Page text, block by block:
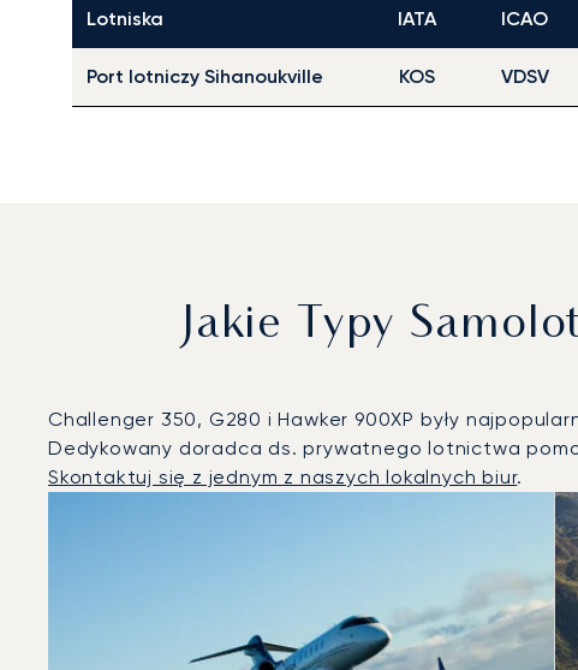
Lotniska
IATA ICAO
Port lotniczy Sihanoukville KOS VDSV
Jakie Typy
Challenger 350, G280 i Hawker 900XP były
Dedykowany doradca ds. prywatnego lotnictwa
Skontaktuj się z jednym z naszych lokalnych biur.
Sihanoukville : 3 najpopularniejsze modele statków